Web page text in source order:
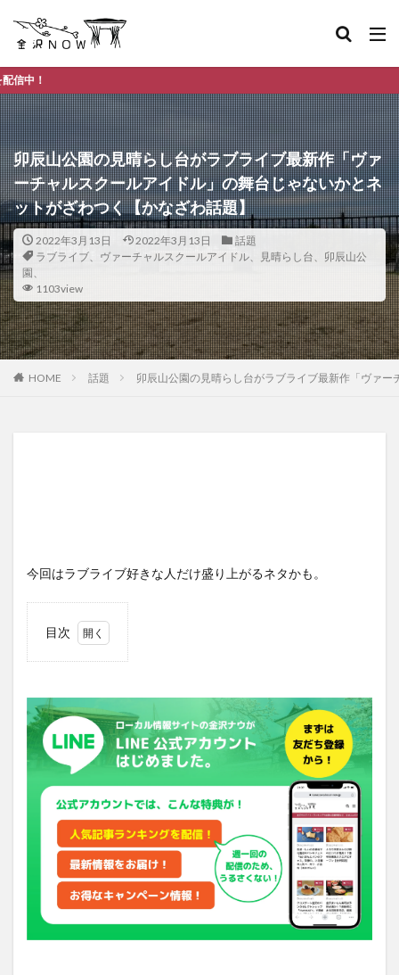
卯辰山公園の見晴らし台がラブライブ最新作「ヴァ
ーチャルスクールアイドル」の舞台じゃないかとネ
ットがざわつく【かなざわ話題】
2022年3月13日 2022年3月13日
話題
ラブライブ、ヴァーチャルスクールアイドル、見晴らし台、卯辰山公
園、
1103view
HOME 話題 卯辰山公園の見晴らし台がラブライブ最新作「ヴァ
今回はラブライブ好きな人だけ盛り上がるネタかも。
目次
ブの
ティ
ザー
イラ
スト
が見
晴ら
し台
台は
金沢
が濃